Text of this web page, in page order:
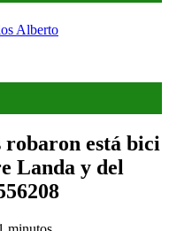
Alberto
robaron está bici
Landa y del